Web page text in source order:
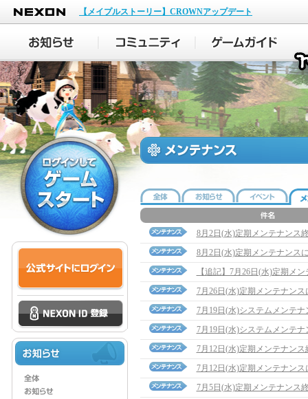
NEXON
【メイプルストーリー】CROWNアップデート
8月2日(水)定期メンテナンス
8月2日(水)定期メンテナンス
【追記】7月26日(水)定期メ
7月26日(水)定期メンテナンス
7月19日(水)システムメンテ
7月19日(水)システムメンテナ
7月12日(水)定期メンテナン
7月12日(水)定期メンテナンス
7月5日(水)定期メンテナンス